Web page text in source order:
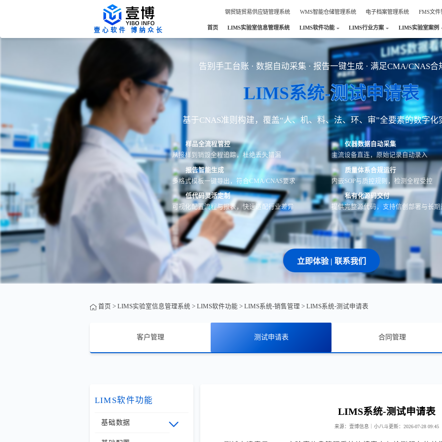
钢贸链贸易供应链管理系统 WMS智能仓储管理系统 电子档案管理系统 FMS文
壹心软件 博纳众长 首页 LIMS实验室信息管理系统 LIMS软件功能 LIMS行业方案 LIMS实验室案例
告别手工台账 · 数据自动采集 · 报告一键生成 · 满足CMA/CNAS合
LIMS系统-测试申请表
基于CNAS准则构建，覆盖“人、机、料、法、环、审”全要素的数字化
样品全流程管控
从接样到销毁全程追踪，杜绝丢失错漏
仪器数据自动采集
主流设备直连，原始记录自动录入
报告智能生成
多格式模板一键导出，符合CMA/CNAS要求
质量体系合规运行
内嵌SOP与质控规则，检测全程受控
低代码灵活定制
可视化配置流程与报表，快速适配行业差异
私有化源码交付
提供完整源代码，支持信创部署与长期
立即体验 | 联系我们
首页 > LIMS实验室信息管理系统 > LIMS软件功能 > LIMS系统-销售管理 > LIMS系统-测试申请表
客户管理 测试申请表 合同管理
LIMS系统-测试申请表
来源：壹博信息｜小八斗更新：2026-07-28 09:45
LIMS软件功能
基础数据